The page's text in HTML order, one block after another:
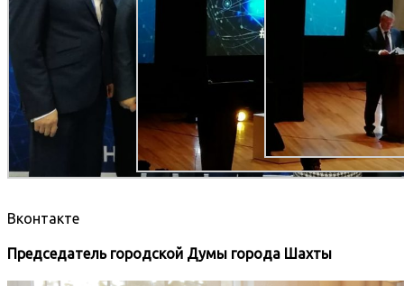
Вконтакте
Председатель городской Думы города Шахты